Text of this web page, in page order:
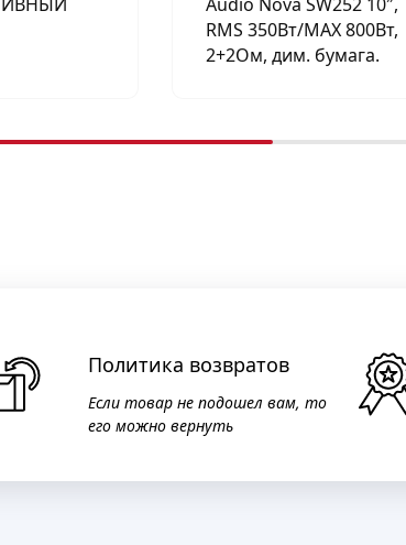
RMS 350Вт/МАХ 800Вт,
2+2Ом, дим. бумага.
Политика возвратов
Если товар не подошел вам, то
его можно вернуть